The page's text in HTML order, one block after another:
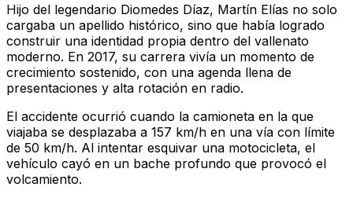
Hijo del legendario Diomedes Díaz, Martín Elías no solo
cargaba un apellido histórico, sino que había logrado
construir una identidad propia dentro del vallenato
moderno. En 2017, su carrera vivía un momento de
crecimiento sostenido, con una agenda llena de
presentaciones y alta rotación en radio.
El accidente ocurrió cuando la camioneta en la que
viajaba se desplazaba a 157 km/h en una vía con límite
de 50 km/h. Al intentar esquivar una motocicleta, el
vehículo cayó en un bache profundo que provocó el
volcamiento.